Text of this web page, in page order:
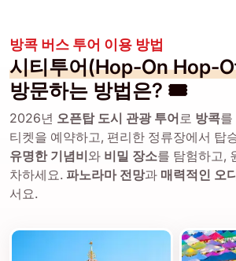
방콕 버스 투어 이용 방법
시티투어(Hop-On Hop-
방문하는 방법은? 🎟️
2026년 오픈탑 도시 관광 투어로 방콕
티켓을 예약하고, 편리한 정류장에서 탑
유명한 기념비와 비밀 장소를 탐험하고,
차하세요. 파노라마 전망과 매력적인 오
서요.